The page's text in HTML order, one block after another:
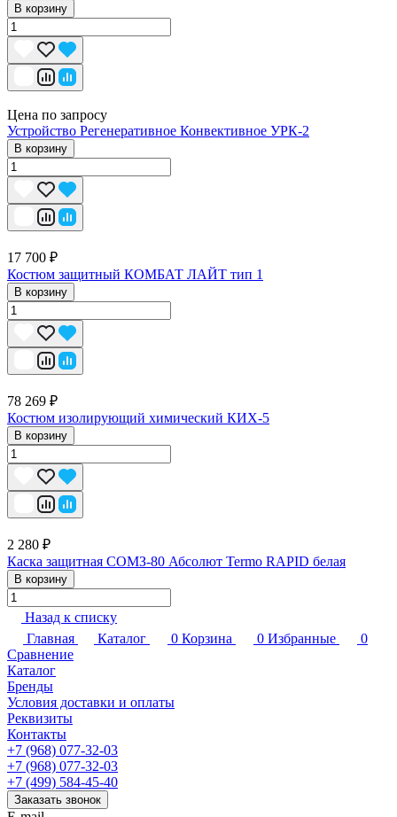
В корзину
Цена по запросу
Устройство Регенеративное Конвективное УРК-2
В корзину
17 700 ₽
Костюм защитный КОМБАТ ЛАЙТ тип 1
В корзину
78 269 ₽
Костюм изолирующий химический КИХ-5
В корзину
2 280 ₽
Каска защитная СОМЗ-80 Абсолют Termo RAPID белая
В корзину
Назад к списку
Главная
Каталог 0 Корзина 0 Избранные
0
Сравнение
Каталог
Бренды
Условия доставки и оплаты
Реквизиты
Контакты
+7 (968) 077-32-03
+7 (968) 077-32-03
+7 (499) 584-45-40
Заказать звонок